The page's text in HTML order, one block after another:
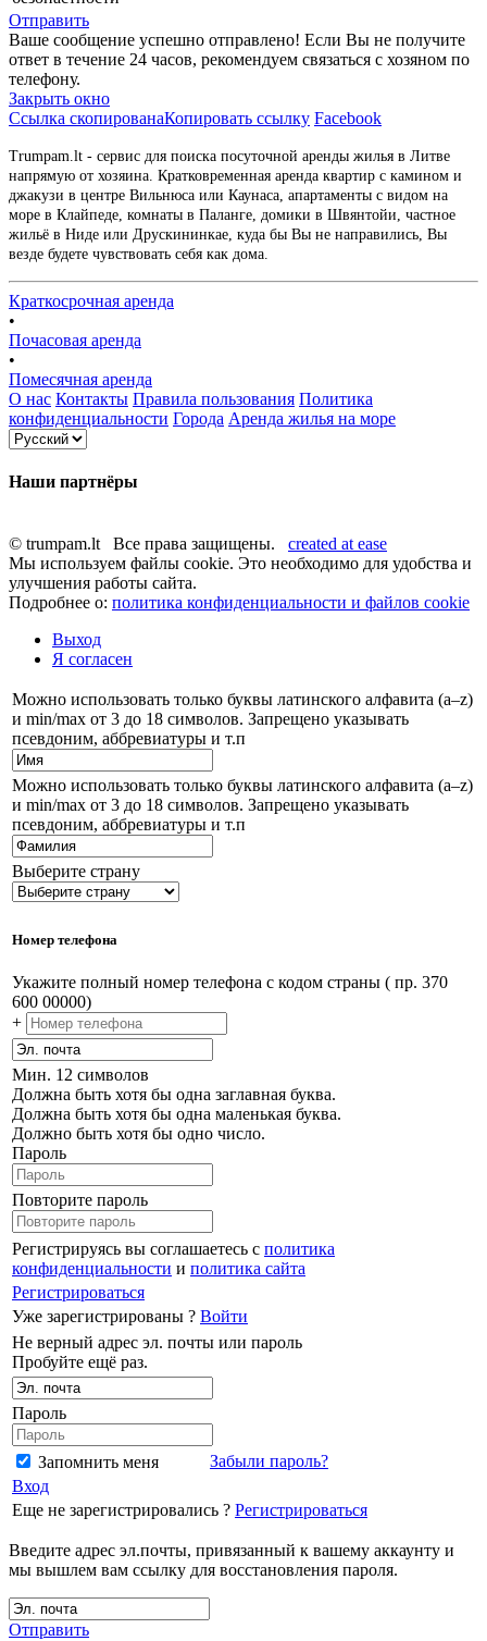
Отправить
Ваше сообщение успешно отправлено! Если Вы не получите
ответ в течение 24 часов, рекомендуем связаться с хозяном по
телефону.
Закрыть окно
Ссылка скопированаКопировать ссылку Facebook
Trumpam.lt - сервис для поиска посуточной аренды жилья в Литве
напрямую от хозяина. Кратковременная аренда квартир с камином и
джакузи в центре Вильнюса или Каунаса, апартаменты с видом на
море в Клайпеде, комнаты в Паланге, домики в Швянтойи, частное
жильё в Ниде или Друскининкае, куда бы Вы не направились, Вы
везде будете чувствовать себя как дома.
Краткосрочная аренда
•
Почасовая аренда
•
Помесячная аренда
О нас Контакты Правила пользования Политика
конфиденциальности Города Аренда жилья на море
Наши партнёры
© trumpam.lt Все права защищены. created at ease
Мы используем файлы cookie. Это необходимо для удобства и
улучшения работы сайта.
Подробнее о: политика конфиденциальности и файлов cookie
Выход
Я согласен
Можно использовать только буквы латинского алфавита (a–z)
и min/max от 3 до 18 символов. Запрещено указывать
псевдоним, аббревиатуры и т.п
Можно использовать только буквы латинского алфавита (a–z)
и min/max от 3 до 18 символов. Запрещено указывать
псевдоним, аббревиатуры и т.п
Выберите страну
Номер телефона
Укажите полный номер телефона с кодом страны ( пр. 370
600 00000)
+
Мин. 12 символов
Должна быть хотя бы одна заглавная буква.
Должна быть хотя бы одна маленькая буква.
Должно быть хотя бы одно число.
Пароль
Повторите пароль
Регистрируясь вы соглашаетесь с политика
конфиденциальности и политика сайта
Регистрироваться
Уже зарегистрированы ? Войти
Не верный адрес эл. почты или пароль
Пробуйте ещё раз.
Пароль
Запомнить меня
Забыли пароль?
Вход
Еще не зарегистрировались ? Регистрироваться
Введите адрес эл.почты, привязанный к вашему аккаунту и
мы вышлем вам ссылку для восстановления пароля.
Отправить